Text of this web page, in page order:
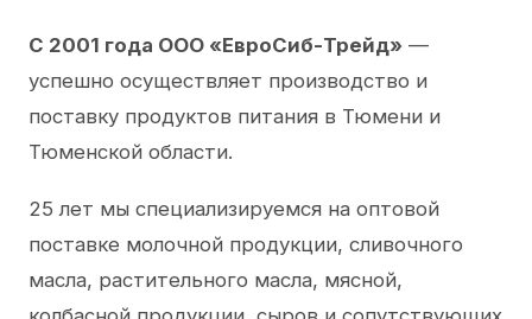
С 2001 года ООО «ЕвроСиб-Трейд» —
успешно осуществляет производство и
поставку продуктов питания в Тюмени и
Тюменской области.
25 лет мы специализируемся на оптовой
поставке молочной продукции, сливочного
масла, растительного масла, мясной,